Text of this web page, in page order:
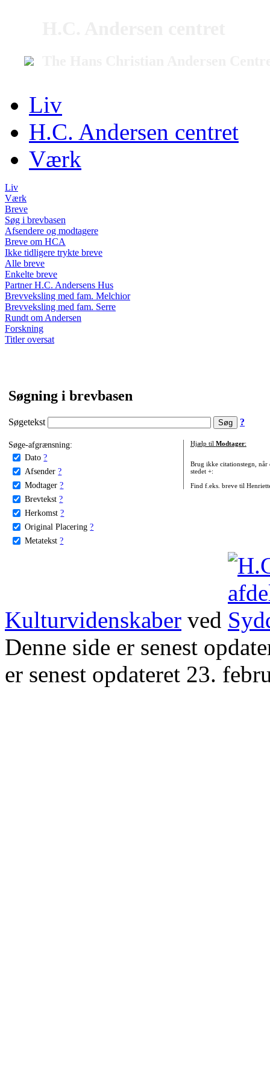
Liv
H.C. Andersen centret
Værk
Liv
Værk
Breve
Søg i brevbasen
Afsendere og modtagere
Breve om HCA
Ikke tidligere trykte breve
Alle breve
Enkelte breve
Partner H.C. Andersens Hus
Brevveksling med fam. Melchior
Brevveksling med fam. Serre
Rundt om Andersen
Forskning
Titler oversat
Søgning i brevbasen
Søgetekst ?
Søge-afgrænsning:
Dato ?
Afsender ?
Modtager ?
Brevtekst ?
Herkomst ?
Original Placering ?
Metatekst ?
Hjælp til Modtager:
Brug ikke citationstegn, når
stedet +:
Find f.eks. breve til
Kulturvidenskaber ved
Denne side er senest
er senest opdateret 23.